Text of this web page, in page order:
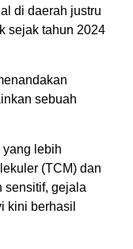
di daerah justru
sejak tahun 2024
sebuah
yang lebih
(TCM) dan
sensitif, gejala
kini berhasil